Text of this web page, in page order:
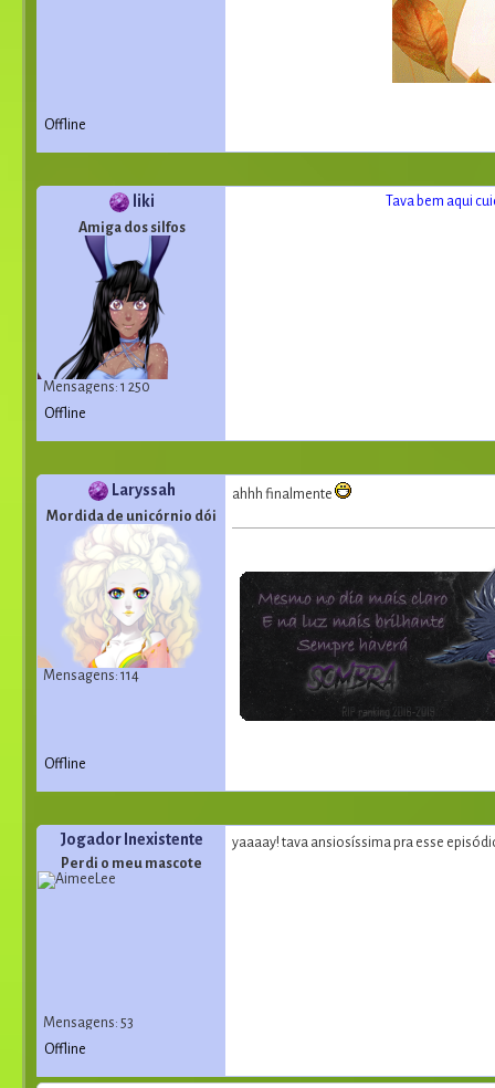
Offline
liki
Amiga dos silfos
Mensagens: 1 250
Tava bem aqui
Offline
Laryssah
Mordida de unicórnio dói
Mensagens: 114
ahhh finalmente
Offline
Jogador Inexistente
Perdi o meu mascote
Mensagens: 53
yaaaay! tava ansiosíssima pra esse
Offline